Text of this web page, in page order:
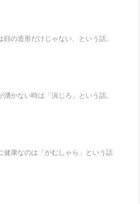
顔の造形だけじゃない、という話。
湧かない時は「演じろ」という話。
健康なのは「がむしゃら」という話